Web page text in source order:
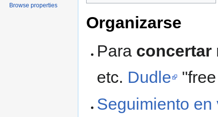
Organizarse
Para concertar
etc. Dudle
Seguimiento en
Browse properties